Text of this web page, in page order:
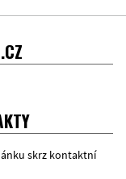
skrz kontaktní